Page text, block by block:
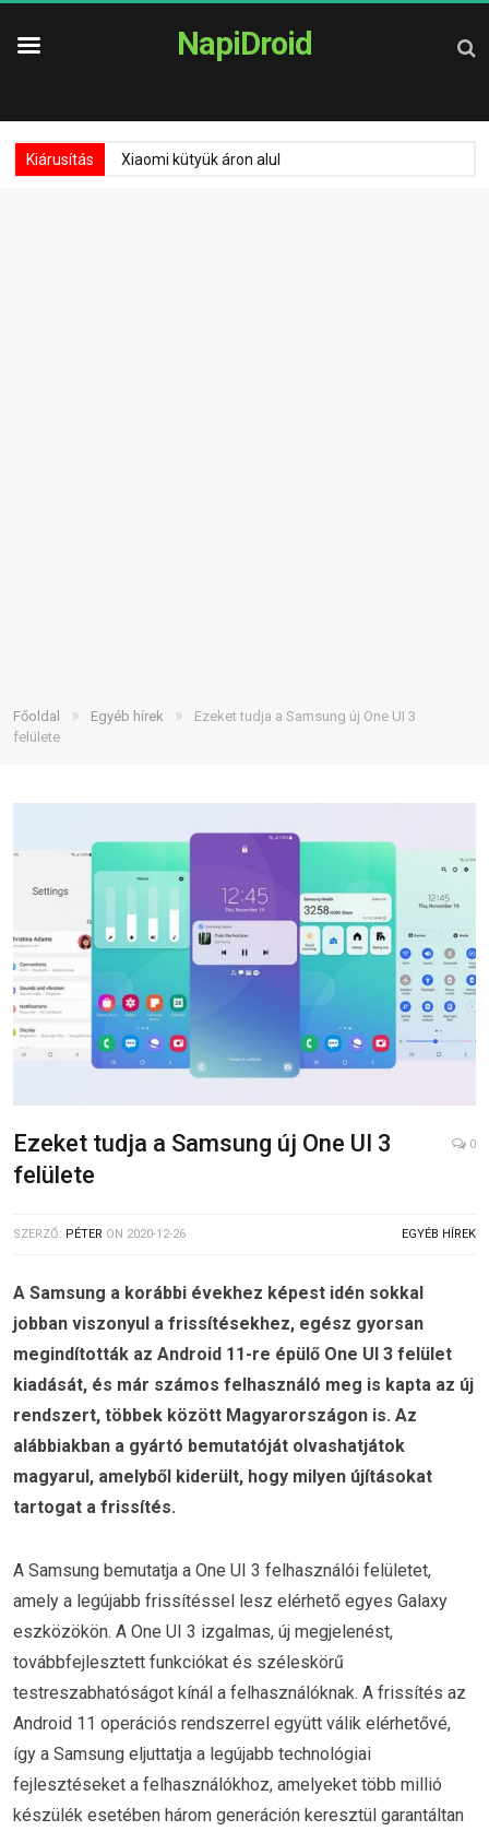
NapiDroid
Kiárusítás Xiaomi kütyük áron alul
Főoldal » Egyéb hírek »
Ezeket tudja a Samsung új One UI 3
felülete
Ezeket tudja a Samsung új One UI 3
felülete
0
SZERZŐ: PÉTER ON 2020-12-26 EGYÉB HÍREK
A Samsung a korábbi évekhez képest idén sokkal
jobban viszonyul a frissítésekhez, egész gyorsan
megindították az Android 11-re épülő One UI 3 felület
kiadását, és már számos felhasználó meg is kapta az új
rendszert, többek között Magyarországon is. Az
alábbiakban a gyártó bemutatóját olvashatjátok
magyarul, amelyből kiderült, hogy milyen újításokat
tartogat a frissítés.
A Samsung bemutatja a One UI 3 felhasználói felületet,
amely a legújabb frissítéssel lesz elérhető egyes Galaxy
eszközökön. A One UI 3 izgalmas, új megjelenést,
továbbfejlesztett funkciókat és széleskörű
testreszabhatóságot kínál a felhasználóknak. A frissítés az
Android 11 operációs rendszerrel együtt válik elérhetővé,
így a Samsung eljuttatja a legújabb technológiai
fejlesztéseket a felhasználókhoz, amelyeket több millió
készülék esetében három generáción keresztül garantáltan